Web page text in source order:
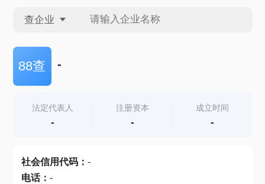
查企业
查企业
查产地
88查 -
法定代表人
-
注册资本
-
成立时间
-
社会信用代码： -
电话： -